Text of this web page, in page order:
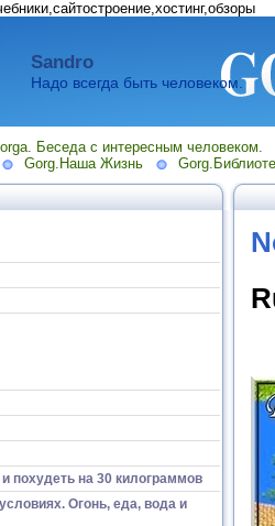
Sandro
Надо всегда быть человеком.
Беседа с интересным человеком.
Gorg.Наша Жизнь
похудеть на 30 килограммов
Огонь, еда, вода и